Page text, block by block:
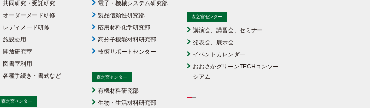
共同研究・受託研究
オーダーメード研修
レディメード研修
施設使用
開放研究室
図書室利用
各種手続き・書式など
森之宮センター
電子・機械システム研究部
製品信頼性研究部
応用材料化学研究部
高分子機能材料研究部
技術サポートセンター
森之宮センター
有機材料研究部
生物・生活材料研究部
森之宮センター
講演会、講習会、セミナー
発表会、展示会
イベントカレンダー
おおさかグリーンTECHコンソー
シアム